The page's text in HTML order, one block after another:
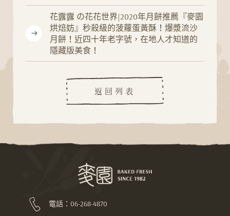
花露露 の花花世界|2020年月餅推薦『麥園
烘焙妨』秒殺級的菠蘿蛋黃酥！爆漿流沙
月餅！近四十年老字號，在地人才知道的
隱藏版美食！
返回列表
電話： 06-268-4870